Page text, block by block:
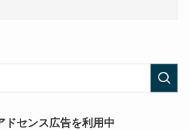
センス広告を利用中